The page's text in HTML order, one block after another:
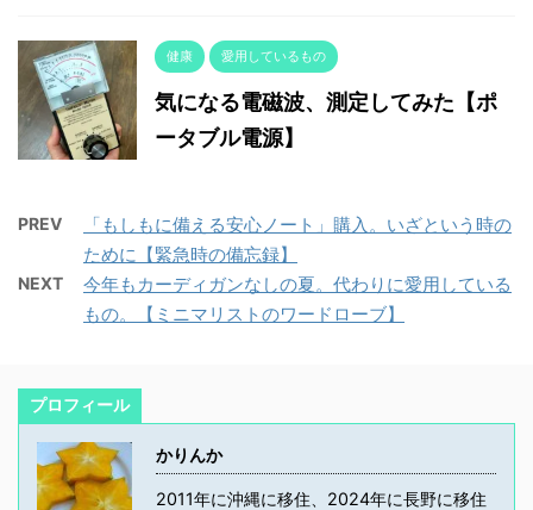
健康 愛用しているもの
気になる電磁波、測定してみた【ポ
ータブル電源】
PREV
「もしもに備える安心ノート」購入。いざという時の
ために【緊急時の備忘録】
NEXT
今年もカーディガンなしの夏。代わりに愛用している
もの。【ミニマリストのワードローブ】
プロフィール
かりんか
2011年に沖縄に移住、2024年に長野に移住